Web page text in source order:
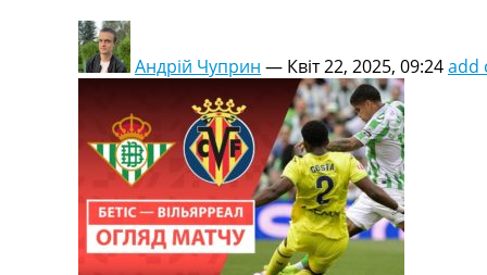
Андрій Чуприн — Квіт 22, 2025, 09:24add